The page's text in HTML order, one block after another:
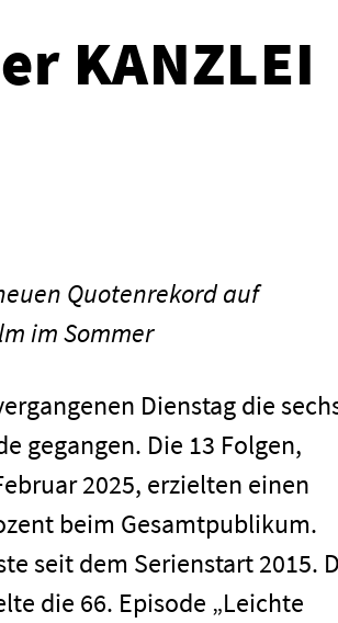
KANZLEI
Quotenrekord auf
im Sommer
Dienstag die
gegangen. Die 13 Folgen,
2025, erzielten einen
beim Gesamtpublikum.
seit dem Serienstart 2015.
die 66. Episode „Leichte